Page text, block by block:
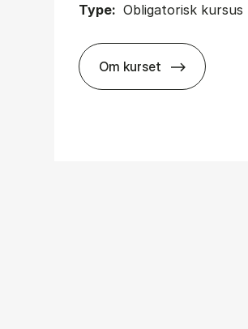
Type: Obligatorisk kursus
Om kurset